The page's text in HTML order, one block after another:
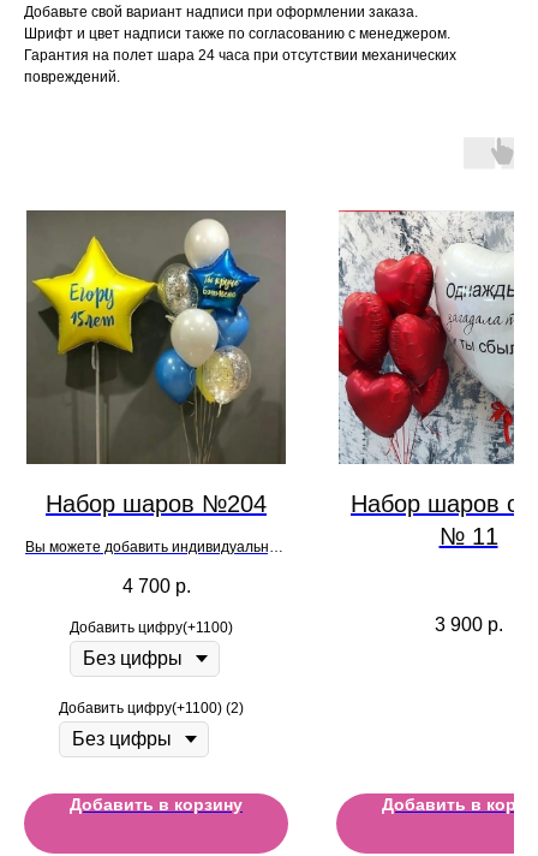
Добавьте свой вариант надписи при оформлении заказа.
Шрифт и цвет надписи также по согласованию с менеджером.
Гарантия на полет шара 24 часа при отсутствии механических
повреждений.
Набор шаров №204
Вы можете добавить индивидуальную
заказа
4 700 р.
Добавить цифру(+1100)
Добавить цифру(+1100) (2)
Добавить в корзину
Набор шаров
№ 11
3 900 р.
Добавить в